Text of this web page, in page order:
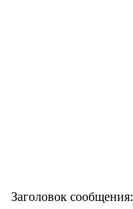
сообщения: